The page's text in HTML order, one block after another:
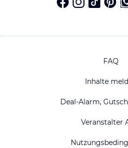
FAQ
Inhalte
Deal-Alarm,
Veranstalter